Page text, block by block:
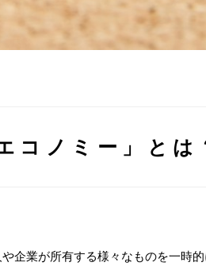
コノミー」とは
企業が所有する様々なものを一時